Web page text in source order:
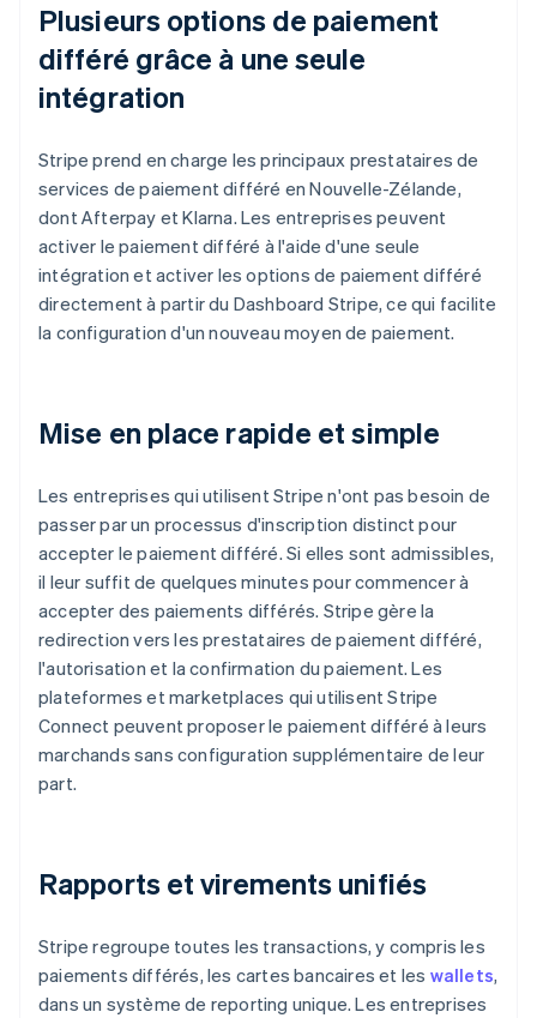
Plusieurs options de paiement
différé grâce à une seule
intégration
Stripe prend en charge les principaux prestataires de
services de paiement différé en Nouvelle-Zélande,
dont Afterpay et Klarna. Les entreprises peuvent
activer le paiement différé à l'aide d'une seule
intégration et activer les options de paiement différé
directement à partir du Dashboard Stripe, ce qui facilite
la configuration d'un nouveau moyen de paiement.
Mise en place rapide et simple
Les entreprises qui utilisent Stripe n'ont pas besoin de
passer par un processus d'inscription distinct pour
accepter le paiement différé. Si elles sont admissibles,
il leur suffit de quelques minutes pour commencer à
accepter des paiements différés. Stripe gère la
redirection vers les prestataires de paiement différé,
l'autorisation et la confirmation du paiement. Les
plateformes et marketplaces qui utilisent Stripe
Connect peuvent proposer le paiement différé à leurs
marchands sans configuration supplémentaire de leur
part.
Rapports et virements unifiés
Stripe regroupe toutes les transactions, y compris les
paiements différés, les cartes bancaires et les wallets,
dans un système de reporting unique. Les entreprises